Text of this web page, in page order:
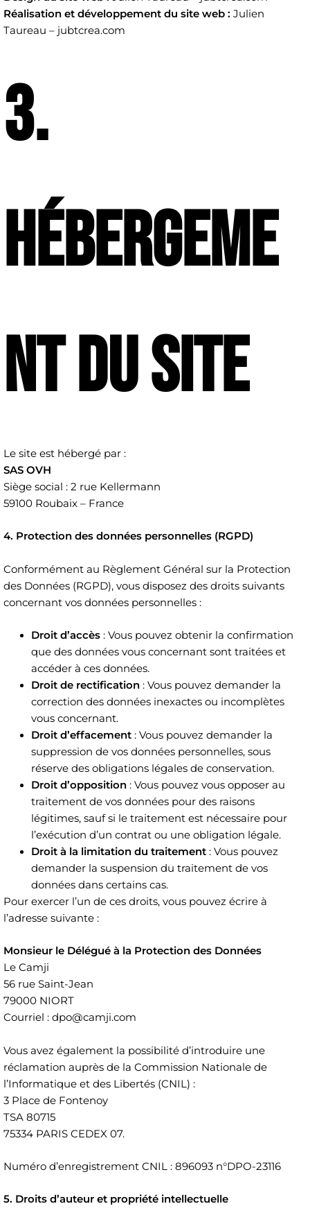
Réalisation et développement du site web : Julien
Taureau – jubtcrea.com
3.
Hébergeme
nt du site
Le site est hébergé par :
SAS OVH
Siège social : 2 rue Kellermann
59100 Roubaix – France
4. Protection des données personnelles (RGPD)
Conformément au Règlement Général sur la Protection
des Données (RGPD), vous disposez des droits suivants
concernant vos données personnelles :
Droit d’accès : Vous pouvez obtenir la confirmation
que des données vous concernant sont traitées et
accéder à ces données.
Droit de rectification : Vous pouvez demander la
correction des données inexactes ou incomplètes
vous concernant.
Droit d’effacement : Vous pouvez demander la
suppression de vos données personnelles, sous
réserve des obligations légales de conservation.
Droit d’opposition : Vous pouvez vous opposer au
traitement de vos données pour des raisons
légitimes, sauf si le traitement est nécessaire pour
l’exécution d’un contrat ou une obligation légale.
Droit à la limitation du traitement : Vous pouvez
demander la suspension du traitement de vos
données dans certains cas.
Pour exercer l’un de ces droits, vous pouvez écrire à
l’adresse suivante :
Monsieur le Délégué à la Protection des Données
Le Camji
56 rue Saint-Jean
79000 NIORT
Courriel : dpo@camji.com
Vous avez également la possibilité d’introduire une
réclamation auprès de la Commission Nationale de
l’Informatique et des Libertés (CNIL) :
3 Place de Fontenoy
TSA 80715
75334 PARIS CEDEX 07.
Numéro d’enregistrement CNIL : 896093 n°DPO-23116
5. Droits d’auteur et propriété intellectuelle